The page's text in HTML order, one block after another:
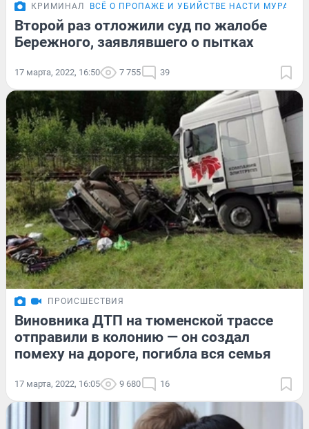
КРИМИНАЛ ВСЁ О ПРОПАЖЕ И УБИЙСТВЕ НАСТИ
Второй раз отложили суд по жалобе
Бережного, заявлявшего о пытках
17 марта, 2022, 16:50 7 755 39
ПРОИСШЕСТВИЯ
Виновника ДТП на тюменской трассе
отправили в колонию — он создал
помеху на дороге, погибла вся семья
17 марта, 2022, 16:05 9 680 16